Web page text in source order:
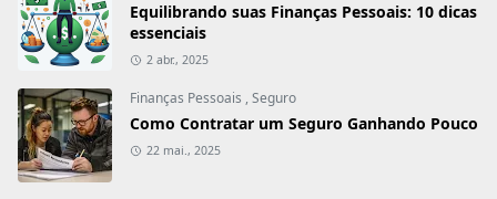
Equilibrando suas Finanças Pessoais: 10 dicas
essenciais
2 abr., 2025
Finanças Pessoais , Seguro
Como Contratar um Seguro Ganhando Pouco
22 mai., 2025